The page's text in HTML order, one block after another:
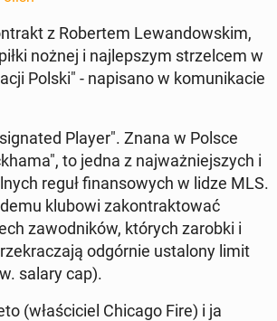
z Robertem Lewandowskim,
nożnej i na­jlep­szym strzel­cem w
Polski" - napisano w ko­mu­nika­cie
Player". Znana w Polsce
to jedna z na­jważniejszych i
reguł fi­nan­sowych w lidze MLS.
klubowi za­kon­trak­tować
za­wod­ników, których zarobki i
odgórnie ustalony limit
salary cap).
(właś­ci­ciel Chicago Fire) i ja